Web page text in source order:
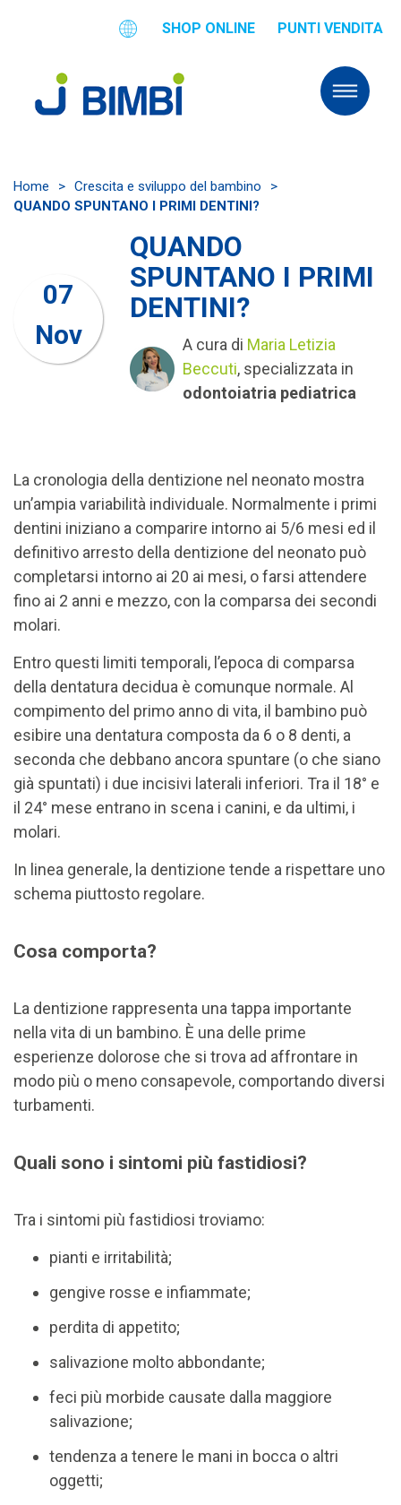
SHOP ONLINE PUNTI VENDITA
Home > Crescita e sviluppo del bambino
>
QUANDO SPUNTANO I PRIMI DENTINI?
07
Nov
QUANDO
SPUNTANO I PRIMI
DENTINI?
A cura di Maria Letizia
Beccuti, specializzata in
odontoiatria pediatrica
La cronologia della dentizione nel neonato mostra
un’ampia variabilità individuale. Normalmente i primi
dentini iniziano a comparire intorno ai 5/6 mesi ed il
definitivo arresto della dentizione del neonato può
completarsi intorno ai 20 ai mesi, o farsi attendere
fino ai 2 anni e mezzo, con la comparsa dei secondi
molari.
Entro questi limiti temporali, l’epoca di comparsa
della dentatura decidua è comunque normale. Al
compimento del primo anno di vita, il bambino può
esibire una dentatura composta da 6 o 8 denti, a
seconda che debbano ancora spuntare (o che siano
già spuntati) i due incisivi laterali inferiori. Tra il 18° e
il 24° mese entrano in scena i canini, e da ultimi, i
molari.
In linea generale, la dentizione tende a rispettare uno
schema piuttosto regolare.
Cosa comporta?
La dentizione rappresenta una tappa importante
nella vita di un bambino. È una delle prime
esperienze dolorose che si trova ad affrontare in
modo più o meno consapevole, comportando diversi
turbamenti.
Quali sono i sintomi più fastidiosi?
Tra i sintomi più fastidiosi troviamo:
pianti e irritabilità;
gengive rosse e infiammate;
perdita di appetito;
salivazione molto abbondante;
feci più morbide causate dalla maggiore
salivazione;
tendenza a tenere le mani in bocca o altri
oggetti;